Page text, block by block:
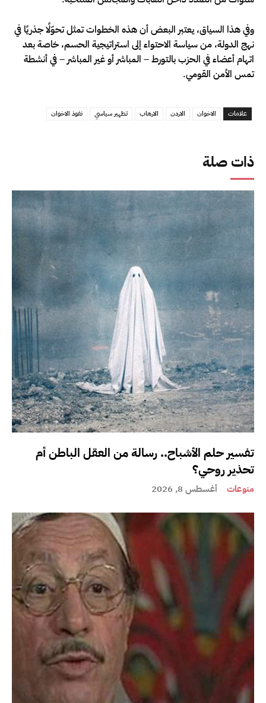
ذات صلة
تفسير حلم الأشباح.. رسالة من العقل الباطن أم
تحذير روحي؟
منوعات أغسطس 8, 2026
وفي هذا السياق، يعتبر البعض أن هذه الخطوات تمثل تحوّلًا جذريًا في
نهج الدولة، من سياسة الاحتواء إلى استراتيجية الحسم، خاصة بعد
اتهام أعضاء في الحزب بالتورط – المباشر أو غير المباشر – في أنشطة
تمس الأمن القومي.
علامات الاخوان الاردن الارهاب تطهير سياسي نفوذ الاخوان